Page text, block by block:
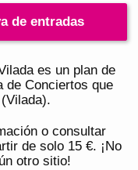
de entradas
es un plan de
de Conciertos que
o consultar
de solo 15 €. ¡No
otro sitio!